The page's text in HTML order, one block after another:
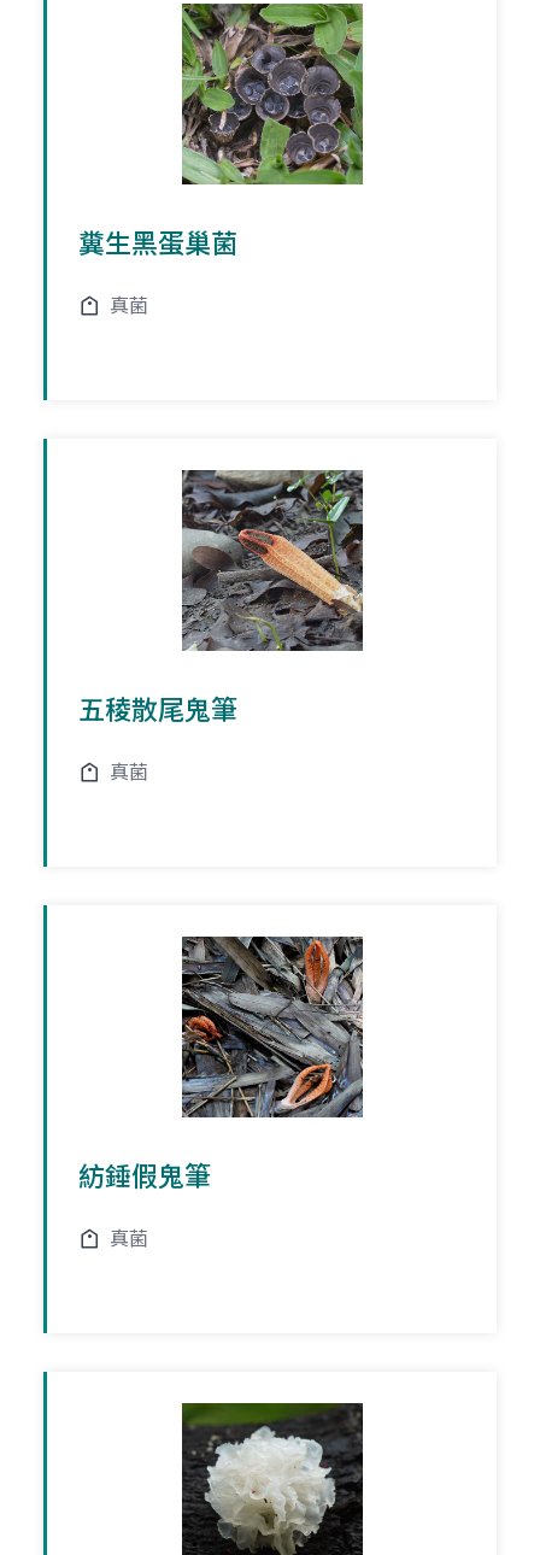
糞生黑蛋巢菌
真菌
五稜散尾鬼筆
真菌
紡錘假鬼筆
真菌